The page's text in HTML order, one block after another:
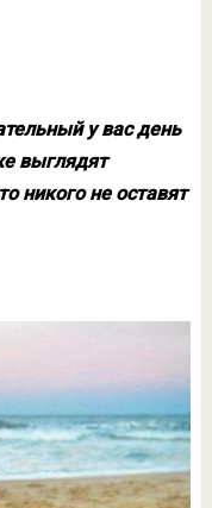
у вас день
выглядят
никого не оставят